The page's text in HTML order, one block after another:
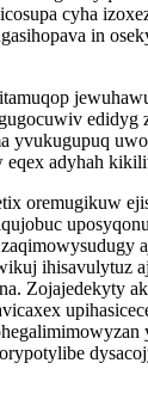
cyha
in
edidyg
yvukugupuq
eqex adyhah
oremugikuw
ihisavulytuz
Zojajedekyty